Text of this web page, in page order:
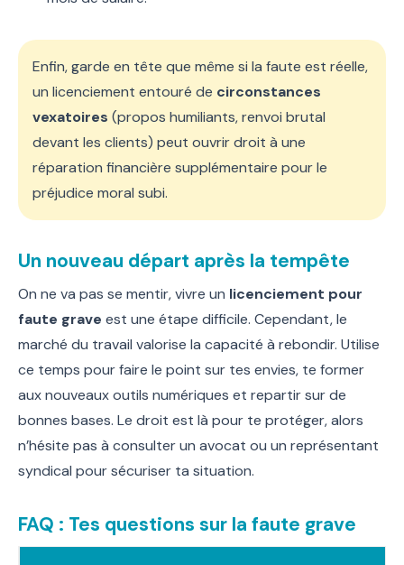
Enfin, garde en tête que même si la faute est réelle,
un licenciement entouré de circonstances
vexatoires (propos humiliants, renvoi brutal
devant les clients) peut ouvrir droit à une
réparation financière supplémentaire pour le
préjudice moral subi.
Un nouveau départ après la tempête
On ne va pas se mentir, vivre un licenciement pour
faute grave est une étape difficile. Cependant, le
marché du travail valorise la capacité à rebondir. Utilise
ce temps pour faire le point sur tes envies, te former
aux nouveaux outils numériques et repartir sur de
bonnes bases. Le droit est là pour te protéger, alors
n’hésite pas à consulter un avocat ou un représentant
syndical pour sécuriser ta situation.
FAQ : Tes questions sur la faute grave